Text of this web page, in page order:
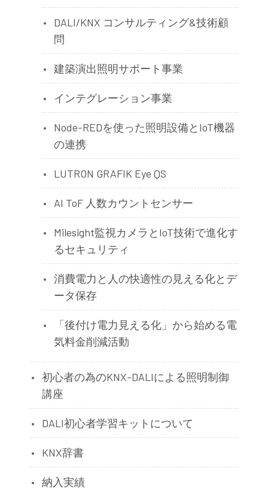
DALI/KNX コンサルティング&技術顧
問
建築演出照明サポート事業
インテグレーション事業
Node-REDを使った照明設備とIoT機器
の連携
LUTRON GRAFIK Eye QS
AI ToF 人数カウントセンサー
Milesight監視カメラとIoT技術で進化す
るセキュリティ
消費電力と人の快適性の見える化とデ
ータ保存
「後付け電力見える化」から始める電
気料金削減活動
初心者の為のKNX-DALIによる照明制御
講座
DALI初心者学習キットについて
KNX辞書
納入実績